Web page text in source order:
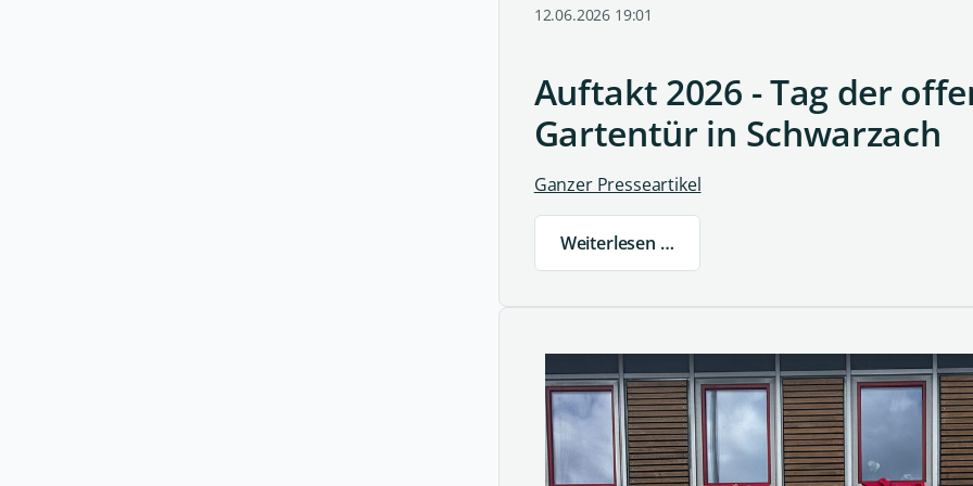
12.06.2026 19:01
Auftakt 2026 - Tag der
Gartentür in Schwarzach
Ganzer Presseartikel
Weiterlesen …